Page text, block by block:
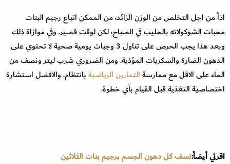
اذاً من اجل التخلص من الوزن الزائد، من الممكن اتباع رجيم البنات
محبات الشوكولاته بالحليب في الصباح، لكن لوقت قصير. وفي موازاة ذلك
وبعد هذا يجب الحرص على تناول 3 وجبات يومية صحية لا تحتوي على
الدهون الضارة والسكريات المؤذية. ومن الضروري شرب ليتر ونصف من
الماء على الاقل مع ممارسةالتمارين الرياضيةبانتظام. والافضل استشارة
اختصاصية التغذية قبل القيام بأي خطوة.
اقرئي أيضاً:نسف كل دهون الجسم برجيم بنات الثلاثين